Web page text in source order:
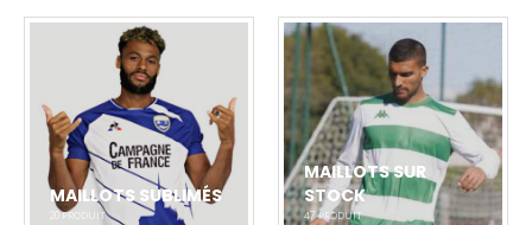
MAILLOTS SUBLIMÉS
PRODUIT
MAILLOTS SUR
STOCK
47PRODUIT